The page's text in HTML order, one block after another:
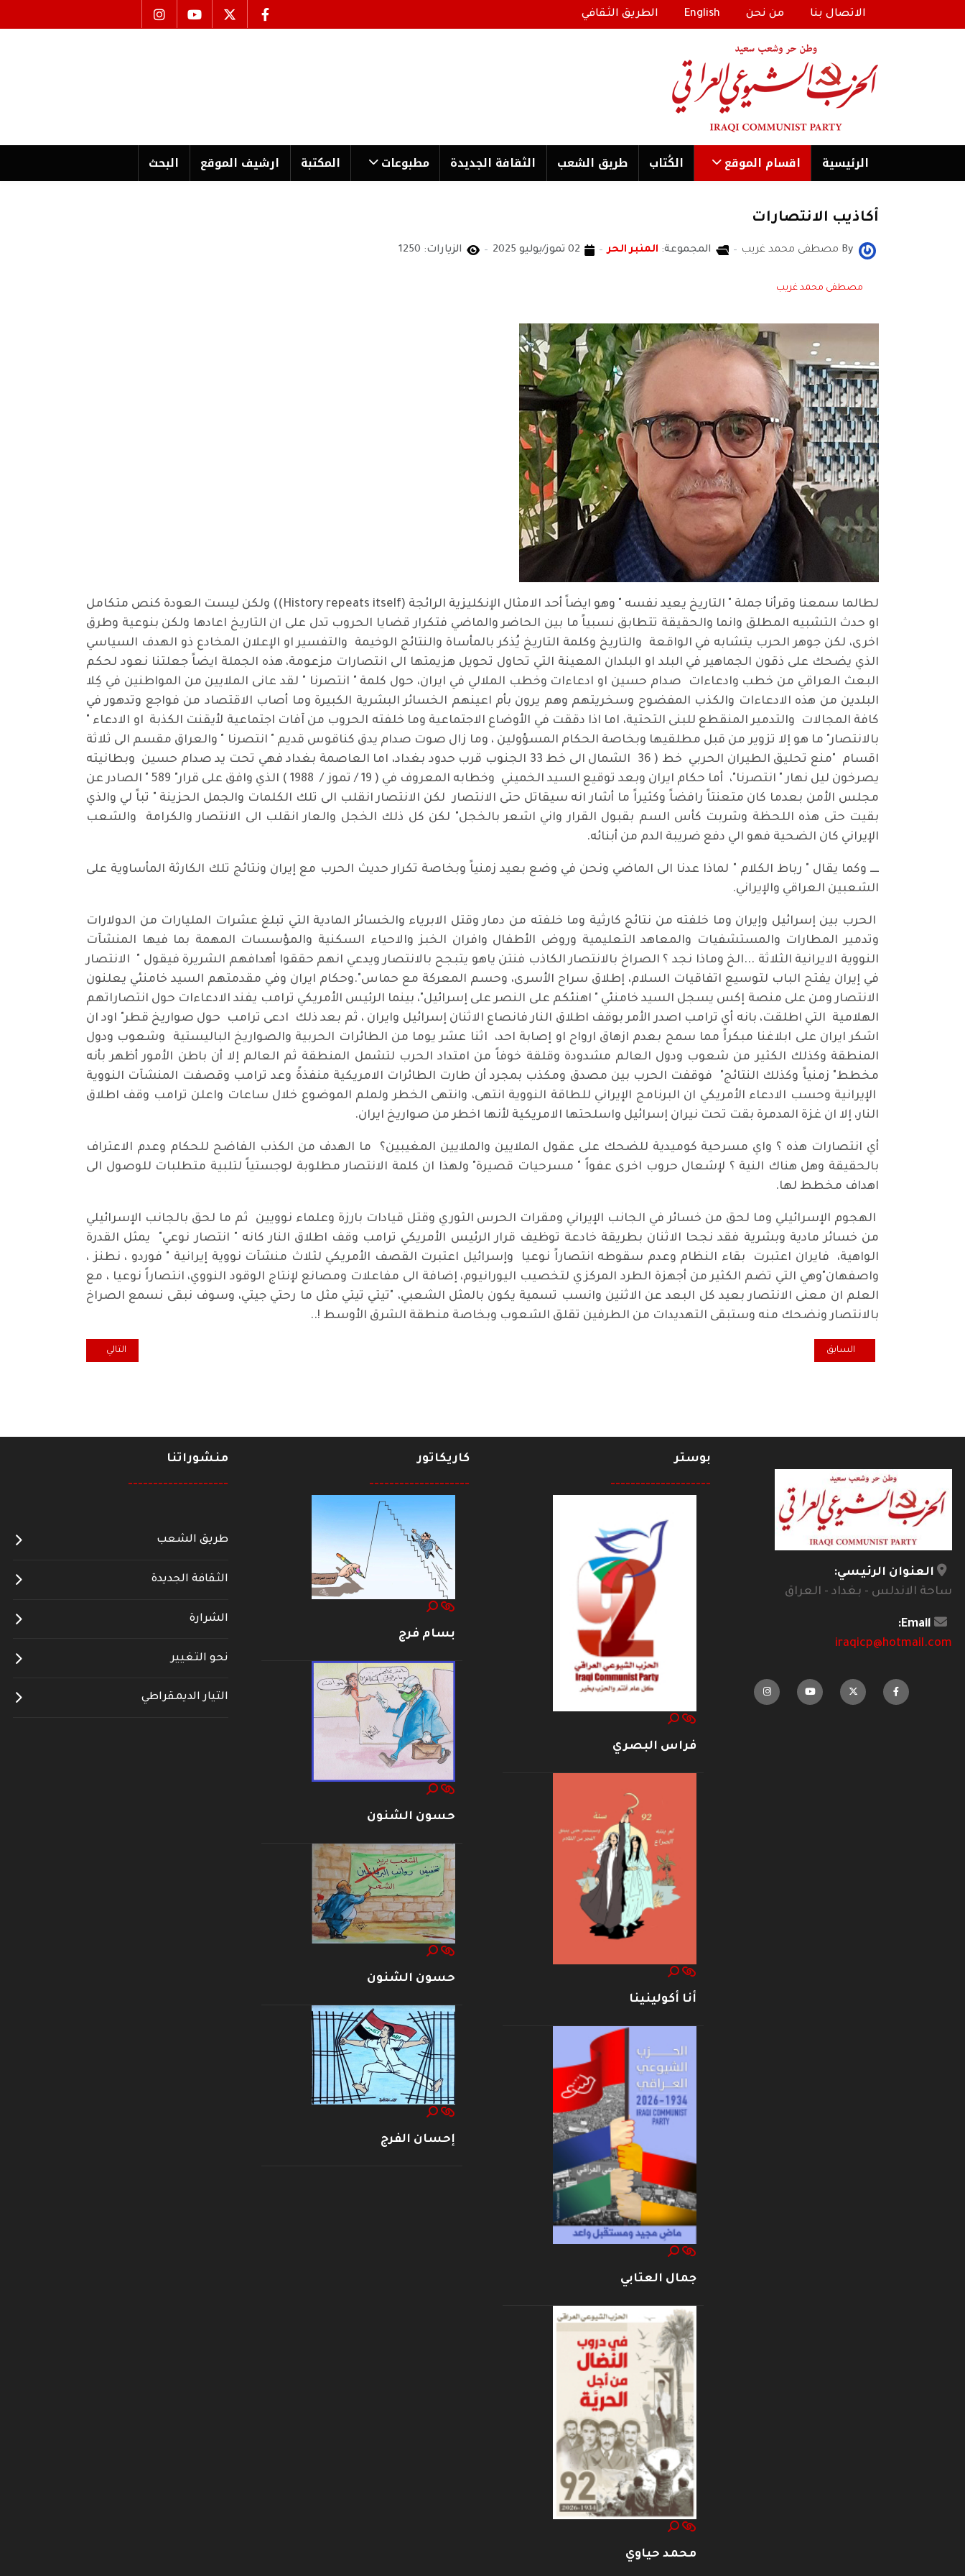
الاتصال بنا من نحن English الطريق الثقافي
الرئیسية اقسام الموقع الكُتاب طریق الشعب الثقافة الجدیدة مطبوعات المكتبة ارشیف الموقع البحث
أكاذيب الانتصارات
By مصطفى محمد غريب المجموعة: المنبر الحر 02 تموز/يوليو 2025 الزيارات: 1250
مصطفى محمد غريب
لطالما سمعنا وقرأنا جملة " التاريخ يعيد نفسه " وهو ايضاً أحد الامثال الإنكليزية الرائجة (History repeats itself)) ولكن ليست العودة كنص متكامل
او حدث التشبيه المطلق وانما والحقيقة تتطابق نسبياً ما بين الحاضر والماضي فتكرار قضايا الحروب تدل على ان التاريخ اعادها ولكن بنوعية وطرق
اخرى، لكن جوهر الحرب يتشابه في الواقعة والتاريخ وكلمة التاريخ يُذكر بالمأساة والنتائج الوخيمة والتفسير او الإعلان المخادع ذو الهدف السياسي
الذي يضحك على ذقون الجماهير في البلد او البلدان المعينة التي تحاول تحويل هزيمتها الى انتصارات مزعومة، هذه الجملة ايضاً جعلتنا نعود لحكم
البعث العراقي من خطب وادعاءات صدام حسين او ادعاءات وخطب الملالي في ايران، حول كلمة " انتصرنا " لقد عانى الملايين من المواطنين في كِلا
البلدين من هذه الادعاءات والكذب المفضوح وسخريتهم وهم يرون بأم اعينهم الخسائر البشرية الكبيرة وما أصاب الاقتصاد من فواجع وتدهور في
كافة المجالات والتدمير المنقطع للبنى التحتية، اما اذا دققت في الأوضاع الاجتماعية وما خلفته الحروب من آفات اجتماعية لأيقنت الكذبة او الادعاء "
بالانتصار" ما هو إلا تزوير من قبل مطلقيها وبخاصة الحكام المسؤولين ، وما زال صوت صدام يدق كناقوس قديم " انتصرنا " والعراق مقسم الى ثلاثة
اقسام "منع تحليق الطيران الحربي خط ( 36 الشمال الى خط 33 الجنوب قرب حدود بغداد، اما العاصمة بغداد فهي تحت يد صدام حسين وبطانيته
يصرخون ليل نهار " انتصرنا"، أما حكام ايران وبعد توقيع السيد الخميني وخطابه المعروف في ( 19 / تموز / 1988 ) الذي وافق على قرار" 589 " الصادر عن
مجلس الأمن بعدما كان متعنتاً رافضاً وكثيراً ما أشار انه سيقاتل حتى الانتصار لكن الانتصار انقلب الى تلك الكلمات والجمل الحزينة " تباً لي والذي
بقيت حتى هذه اللحظة وشربت كأس السم بقبول القرار واني اشعر بالخجل" لكن كل ذلك الخجل والعار انقلب الى الانتصار والكرامة والشعب
الإيراني كان الضحية فهو الي دفع ضريبة الدم من أبنائه.
ــــ وكما يقال " رباط الكلام " لماذا عدنا الى الماضي ونحن في وضع بعيد زمنياً وبخاصة تكرار حديث الحرب مع إيران ونتائج تلك الكارثة المأساوية على
الشعبين العراقي والإيراني.
الحرب بين إسرائيل وإيران وما خلفته من نتائج كارثية وما خلفته من دمار وقتل الابرياء والخسائر المادية التي تبلغ عشرات المليارات من الدولارات
وتدمير المطارات والمستشفيات والمعاهد التعليمية وروض الأطفال وافران الخبز والاحياء السكنية والمؤسسات المهمة بما فيها المنشآت
النووية الايرانية الثلاثة ...الخ وماذا نجد ؟ الصراخ بالانتصار الكاذب فنتن ياهو يتبجح بالانتصار ويدعي انهم حققوا أهدافهم الشريرة فيقول " الانتصار
في إيران يفتح الباب لتوسيع اتفاقيات السلام، إطلاق سراح الأسرى، وحسم المعركة مع حماس".وحكام ايران وفي مقدمتهم السيد خامنئي يعلنون
الانتصار ومن على منصة إكس يسجل السيد خامنئي " اهنئكم على النصر على إسرائيل"، بينما الرئيس الأمريكي ترامب يفند الادعاءات حول انتصاراتهم
الهلامية التي اطلقت، بانه أي ترامب اصدر الأمر بوقف اطلاق النار فانصاع الاثنان إسرائيل وايران ، ثم بعد ذلك ادعى ترامب حول صواريخ قطر" اود ان
اشكر ايران على ابلاغنا مبكراً مما سمح بعدم ازهاق ارواح او إصابة احد، اثنا عشر يوما من الطائرات الحربية والصواريخ الباليستية وشعوب ودول
المنطقة وكذلك الكثير من شعوب ودول العالم مشدودة وقلقة خوفاً من امتداد الحرب لتشمل المنطقة ثم العالم إلا أن باطن الأمور أظهر بأنه
مخطط" زمنياً وكذلك النتائج" فوقفت الحرب بين مصدق ومكذب بمجرد أن طارت الطائرات الامريكية منفذةً وعد ترامب وقصفت المنشآت النووية
الإيرانية وحسب الادعاء الأمريكي ان البرنامج الإيراني للطاقة النووية انتهى، وانتهى الخطر ولملم الموضوع خلال ساعات واعلن ترامب وقف اطلاق
النار، إلا ان غزة المدمرة بقت تحت نيران إسرائيل واسلحتها الامريكية لأنها اخطر من صواريخ ايران.
أي انتصارات هذه ؟ واي مسرحية كوميدية للضحك على عقول الملايين والملايين المغيبين؟ ما الهدف من الكذب الفاضح للحكام وعدم الاعتراف
بالحقيقة وهل هناك النية ؟ لإشعال حروب اخرى عفواً " مسرحيات قصيرة" ولهذا ان كلمة الانتصار مطلوبة لوجستياً لتلبية متطلبات للوصول الى
اهداف مخطط لها.
الهجوم الإسرائيلي وما لحق من خسائر في الجانب الإيراني ومقرات الحرس الثوري وقتل قيادات بارزة وعلماء نوويين ثم ما لحق بالجانب الإسرائيلي
من خسائر مادية وبشرية فقد نجحا الاثنان بطريقة خادعة توظيف قرار الرئيس الأمريكي ترامب وقف اطلاق النار كانه " انتصار نوعي" يمثل القدرة
الواهية، فايران اعتبرت بقاء النظام وعدم سقوطه انتصاراً نوعيا وإسرائيل اعتبرت القصف الأمريكي لثلاث منشآت نووية إيرانية " فوردو ، نطنز ،
واصفهان"وهي التي تضم الكثير من أجهزة الطرد المركزي لتخصيب اليورانيوم، إضافة الى مفاعلات ومصانع لإنتاج الوقود النووي، انتصاراً نوعيا ، مع
العلم ان معنى الانتصار بعيد كل البعد عن الاثنين وانسب تسمية يكون بالمثل الشعبي، "تيتي تيتي مثل ما رحتي جيتي، وسوف نبقى نسمع الصراخ
بالانتصار ونضحك منه وستبقى التهديدات من الطرفين تقلق الشعوب وبخاصة منطقة الشرق الأوسط !..
المقال السابق: المرجعية الدينية وضبط نسق الخطاب والشعائر الدينية
السابق المقال التالي: التيار
التالي
العنوان الرئيسي:
ساحة الاندلس - بغداد - العراق
Email:
iraqicp@hotmail.com
بوستر
--------------------
فراس البصري
أنا أكولينينا
جمال العتابي
محمد حياوي
كاريكاتور
--------------------
بسام فرج
حسون الشنون
حسون الشنون
إحسان الفرج
منشوراتنا
--------------------
طريق الشعب
الثقافة الجديدة
الشرارة
نحو التغيير
التيار الديمقراطي